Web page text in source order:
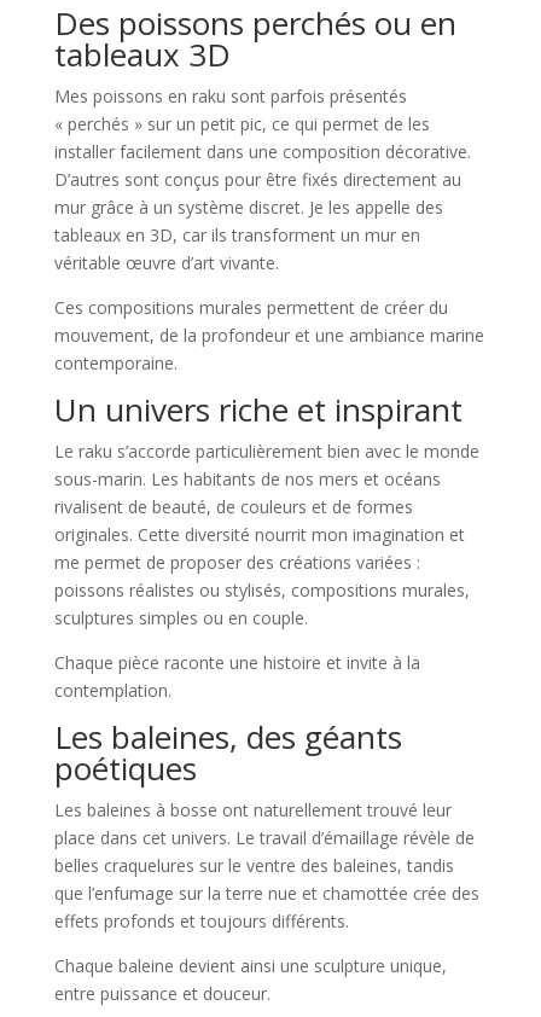
Des poissons perchés ou en
tableaux 3D
Mes poissons en raku sont parfois présentés
« perchés » sur un petit pic, ce qui permet de les
installer facilement dans une composition décorative.
D’autres sont conçus pour être fixés directement au
mur grâce à un système discret. Je les appelle des
tableaux en 3D, car ils transforment un mur en
véritable œuvre d’art vivante.
Ces compositions murales permettent de créer du
mouvement, de la profondeur et une ambiance marine
contemporaine.
Un univers riche et inspirant
Le raku s’accorde particulièrement bien avec le monde
sous-marin. Les habitants de nos mers et océans
rivalisent de beauté, de couleurs et de formes
originales. Cette diversité nourrit mon imagination et
me permet de proposer des créations variées :
poissons réalistes ou stylisés, compositions murales,
sculptures simples ou en couple.
Chaque pièce raconte une histoire et invite à la
contemplation.
Les baleines, des géants
poétiques
Les baleines à bosse ont naturellement trouvé leur
place dans cet univers. Le travail d’émaillage révèle de
belles craquelures sur le ventre des baleines, tandis
que l’enfumage sur la terre nue et chamottée crée des
effets profonds et toujours différents.
Chaque baleine devient ainsi une sculpture unique,
entre puissance et douceur.